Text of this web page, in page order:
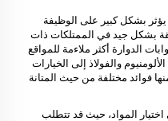
يؤثر بشكل كبير على الوظيفة
بشكل جيد في الممتلكات ذات
الدوارة أكثر ملاءمة للمواقع
والفولاذ إلى الخيارات
فوائد مختلفة من حيث المتانة
اختيار المواد، حيث قد تتطلب